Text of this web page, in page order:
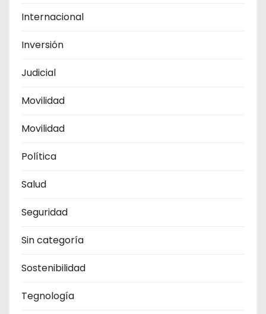
Internacional
Inversión
Judicial
Movilidad
Movilidad
Política
Salud
Seguridad
Sin categoría
Sostenibilidad
Tegnología